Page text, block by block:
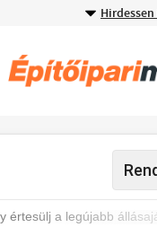
értesülj a legújabb